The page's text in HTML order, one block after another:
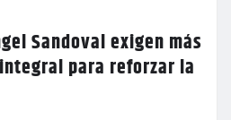
Sandoval exigen más
para reforzar la